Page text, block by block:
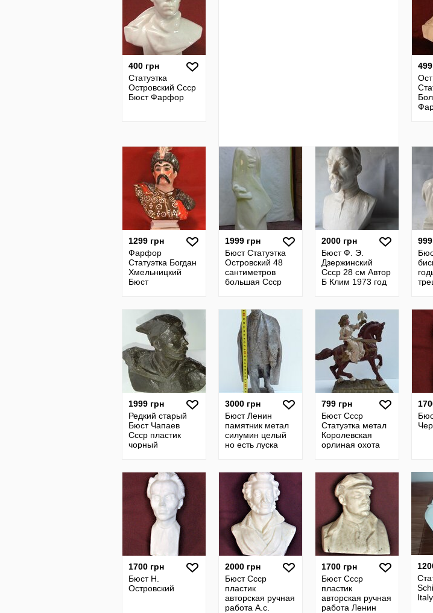
400 грн
Статуэтка
Островский Ссср
Бюст Фарфор
1299 грн
Фарфор
Статуэтка Богдан
Хмельницкий
Бюст
1999 грн
Бюст Статуэтка
Островский 48
сантиметров
большая Ссср
2000 грн
Бюст Ф. Э.
Дзержинский
Ссср 28 см Автор
Б Клим 1973 год
1999 грн
Редкий старый
Бюст Чапаев
Ссср пластик
чорный
3000 грн
Бюст Ленин
памятник метал
силумин целый
но есть луска
799 грн
Бюст Ссср
Статуэтка метал
Королевская
орлиная охота
1700 грн
Бюст Н.
Островский
2000 грн
Бюст Ссср
пластик
авторская ручная
работа А.с.
1700 грн
Бюст Ссср
пластик
авторская ручная
работа Ленин
Italy.